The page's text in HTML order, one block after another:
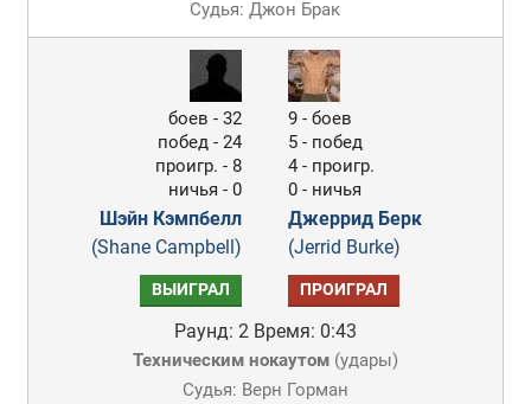
Судья: Джон Брак
боев - 32
побед - 24
проигр. - 8
ничья - 0
Шэйн Кэмпбелл
(Shane Campbell)
9 - боев
5 - побед
4 - проигр.
0 - ничья
Джеррид Берк
(Jerrid Burke)
ВЫИГРАЛ ПРОИГРАЛ
Раунд: 2 Время: 0:43
Техническим нокаутом(удары)
Судья: Верн Горман